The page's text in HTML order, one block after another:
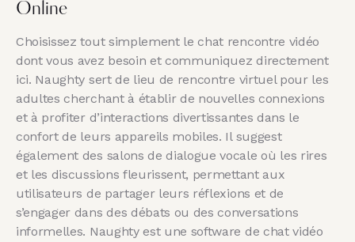
Online
Choisissez tout simplement le chat rencontre vidéo
dont vous avez besoin et communiquez directement
ici. Naughty sert de lieu de rencontre virtuel pour les
adultes cherchant à établir de nouvelles connexions
et à profiter d’interactions divertissantes dans le
confort de leurs appareils mobiles. Il suggest
également des salons de dialogue vocale où les rires
et les discussions fleurissent, permettant aux
utilisateurs de partager leurs réflexions et de
s’engager dans des débats ou des conversations
informelles. Naughty est une software de chat vidéo